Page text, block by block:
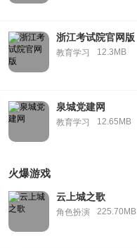
浙江考试院官网版
教育学习 12.3MB
泉城党建网
教育学习 12.65MB
火爆游戏
云上城之歌
角色扮演 225.70MB